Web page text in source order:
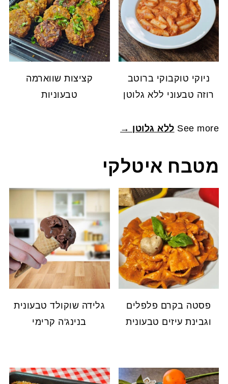
ניוקי טוקבוקי ברוטב
רוזה טבעוני ללא גלוטן
קציצות שווארמה
טבעוניות
See more ללא גלוטן →
מטבח איטלקי
פסטה בקרם פלפלים
וגבינת עיזים טבעונית
גלידה שוקולד טבעונית
בנינג'ה קרימי